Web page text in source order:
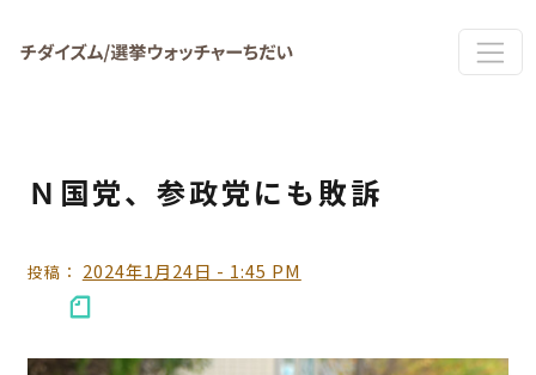
Ｎ国党、参政党にも敗訴
投稿： 2024年1月24日 - 1:45 PM